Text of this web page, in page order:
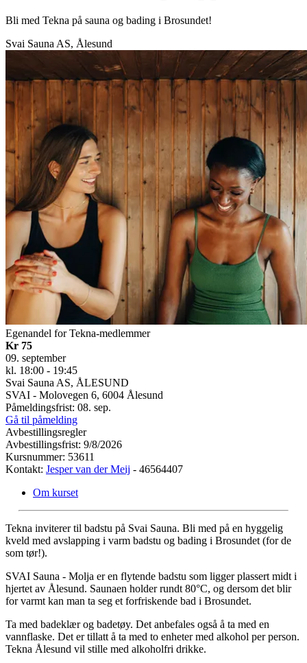
Bli med Tekna på sauna og bading i Brosundet!
Svai Sauna AS, Ålesund
Egenandel for Tekna-medlemmer
Kr 75
09. september
kl. 18:00 - 19:45
Svai Sauna AS, ÅLESUND
SVAI - Molovegen 6, 6004 Ålesund
Påmeldingsfrist: 08. sep.
Gå til påmelding
Avbestillingsregler
Avbestillingsfrist: 9/8/2026
Kursnummer: 53611
Kontakt: Jesper van der Meij - 46564407
Om kurset
Tekna inviterer til badstu på Svai Sauna. Bli med på en hyggelig
kveld med avslapping i varm badstu og bading i Brosundet (for de
som tør!).
SVAI Sauna - Molja er en flytende badstu som ligger plassert midt i
hjertet av Ålesund. Saunaen holder rundt 80°C, og dersom det blir
for varmt kan man ta seg et forfriskende bad i Brosundet.
Ta med badeklær og badetøy. Det anbefales også å ta med en
vannflaske. Det er tillatt å ta med to enheter med alkohol per person.
Tekna Ålesund vil stille med alkoholfri drikke.